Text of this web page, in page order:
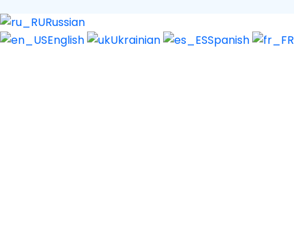
Russian
English
Ukrainian Spanish